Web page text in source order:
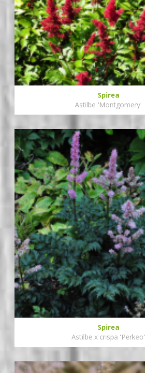
Spirea
Astilbe 'Montgomery'
Spirea
Astilbe x crispa 'Perkeo'